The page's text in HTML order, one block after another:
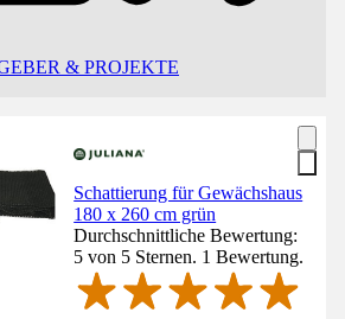
& PROJEKTE
Schattierung für Gewächshaus
180 x 260 cm grün
Durchschnittliche Bewertung:
5 von 5 Sternen. 1 Bewertung.